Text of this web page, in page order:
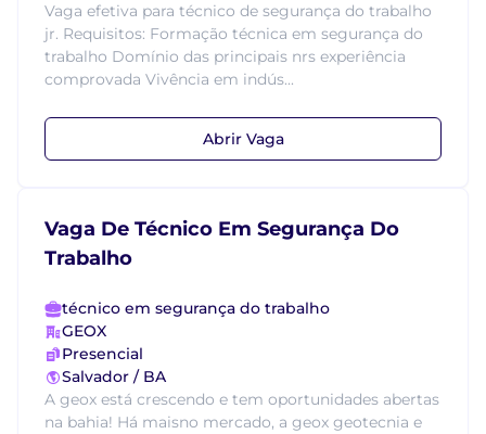
Vaga efetiva para técnico de segurança do trabalho
jr. Requisitos: Formação técnica em segurança do
trabalho Domínio das principais nrs experiência
comprovada Vivência em indús...
Abrir Vaga
Vaga De Técnico Em Segurança Do
Trabalho
técnico em segurança do trabalho
GEOX
Presencial
Salvador / BA
A geox está crescendo e tem oportunidades abertas
na bahia! Há maisno mercado, a geox geotecnia e